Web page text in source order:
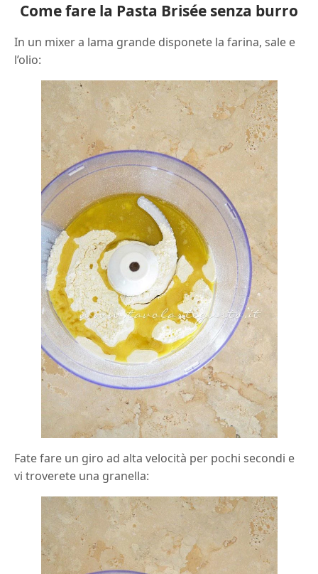
Come fare la Pasta Brisée senza burro
In un mixer a lama grande disponete la farina, sale e
l’olio:
Fate fare un giro ad alta velocità per pochi secondi e
vi troverete una granella: